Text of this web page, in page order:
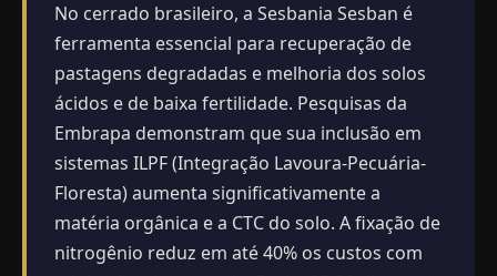
No cerrado brasileiro, a Sesbania Sesban é
ferramenta essencial para recuperação de
pastagens degradadas e melhoria dos solos
ácidos e de baixa fertilidade. Pesquisas da
Embrapa demonstram que sua inclusão em
sistemas ILPF (Integração Lavoura-Pecuária-
Floresta) aumenta significativamente a
matéria orgânica e a CTC do solo. A fixação de
nitrogênio reduz em até 40% os custos com